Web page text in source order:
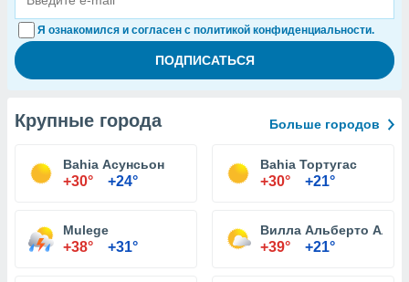
Я ознакомился и согласен с политикой конфиденциальности.
Крупные города Больше городов
Bahia Асунсьон
+30° +24°
Bahia Тортугас
+30° +21°
Mulege
+38° +31°
Вилла Альберто
+39° +21°